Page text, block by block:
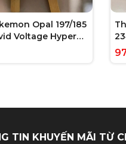
Opal 197/185
Voltage Hyper
chính hãng
TIN KHUYẾN MÃI TỪ